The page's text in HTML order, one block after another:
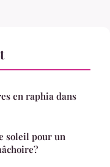
en raphia dans
soleil pour un